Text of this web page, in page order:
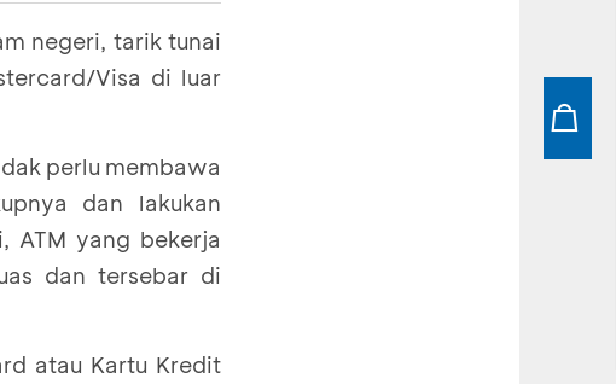
contoh di bawah
ATM berlogo
tarik tunai di
negeri, tarik tunai
Visa di luar
perlu membawa
dan lakukan
ATM yang bekerja
dan tersebar di
atau Kartu Kredit